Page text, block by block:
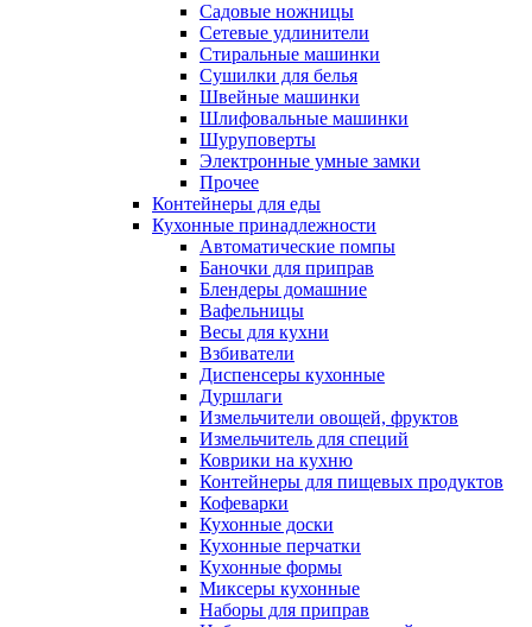
Садовые ножницы
Сетевые удлинители
Стиральные машинки
Сушилки для белья
Швейные машинки
Шлифовальные машинки
Шуруповерты
Электронные умные замки
Прочее
Контейнеры для еды
Кухонные принадлежности
Автоматические помпы
Баночки для приправ
Блендеры домашние
Вафельницы
Весы для кухни
Взбиватели
Диспенсеры кухонные
Дуршлаги
Измельчители овощей, фруктов
Измельчитель для специй
Коврики на кухню
Контейнеры для пищевых продуктов
Кофеварки
Кухонные доски
Кухонные перчатки
Кухонные формы
Миксеры кухонные
Наборы для приправ